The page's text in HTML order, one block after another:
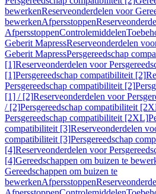
bewerkenReserveonderdelen voor
bewerkenAfpersstoppen
AfpersstoppenControlemiddelen
Geberit MapressReserveonderdelen
Geberit MapressPersgereedschap
[1]Reserveonderdelen voor
[1]Persgereedschap compatibiliteit [2]
Persgereedschap compatibiliteit [2]
[1] / [2]Reserveonderdelen voor
/ [2]Persgereedschap compatibiliteit
Persgereedschap compatibiliteit [2XL]
compatibiliteit [3]Reserveonderdelen
compatibiliteit [3]Persgereedschap
[4]Reserveonderdelen voor
[4]Gereedschappen om buizen te
Gereedschappen om buizen te
bewerkenAfpersstoppen